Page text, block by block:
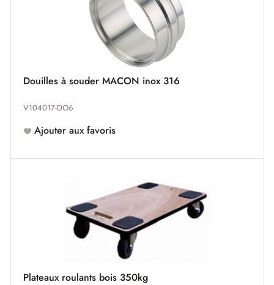
Douilles à souder MACON inox 316
V104017-DO6
Ajouter aux favoris
Plateaux roulants bois 350kg